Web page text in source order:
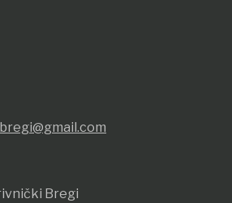
Bregi